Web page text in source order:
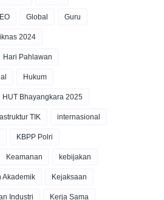
Global Guru
2024
Hari Pahlawan
Hukum
HUT Bhayangkara 2025
TIK internasional
KBPP Polri
Keamanan kebijakan
Akademik Kejaksaan
Industri Kerja Sama